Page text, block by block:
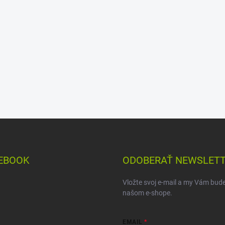
ODOBERAŤ
Vložte svoj e-mail a my Vám
našom e-shope.
EMAIL